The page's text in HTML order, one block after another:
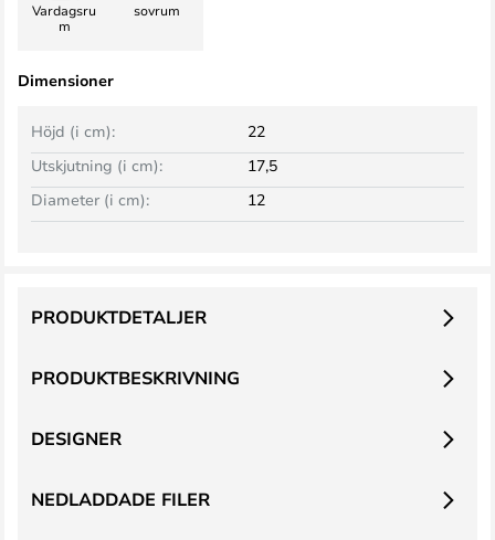
Vardagsru
m
sovrum
Dimensioner
Höjd (i cm):
22
Utskjutning (i cm):
17,5
Diameter (i cm):
12
PRODUKTBESKRIVNING
PRODUKTDETALJER
DESIGNER
NEDLADDADE FILER